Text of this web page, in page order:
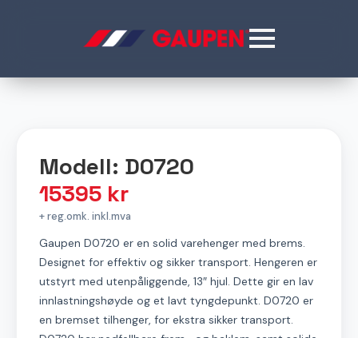
Modell: D0720
15395 kr
+ reg.omk. inkl.mva
Gaupen D0720 er en solid varehenger med brems.
Designet for effektiv og sikker transport. Hengeren er
utstyrt med utenpåliggende, 13″ hjul. Dette gir en lav
innlastningshøyde og et lavt tyngdepunkt. D0720 er
en bremset tilhenger, for ekstra sikker transport.